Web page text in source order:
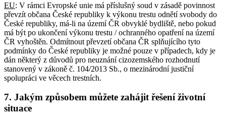
EU: V rámci Evropské unie má příslušný soud v zásadě povinnost
převzít občana České republiky k výkonu trestu odnětí svobody do
České republiky, má-li na území ČR obvyklé bydliště, nebo pokud
má být po ukončení výkonu trestu / ochranného opatření na území
ČR vyhoštěn. Odmítnout převzetí občana ČR splňujícího tyto
podmínky do České republiky je možné pouze v případech, kdy je
dán některý z důvodů pro neuznání cizozemského rozhodnutí
stanovený v zákoně č. 104/2013 Sb., o mezinárodní justiční
spolupráci ve věcech trestních.
7. Jakým způsobem můžete zahájit řešení životní
situace